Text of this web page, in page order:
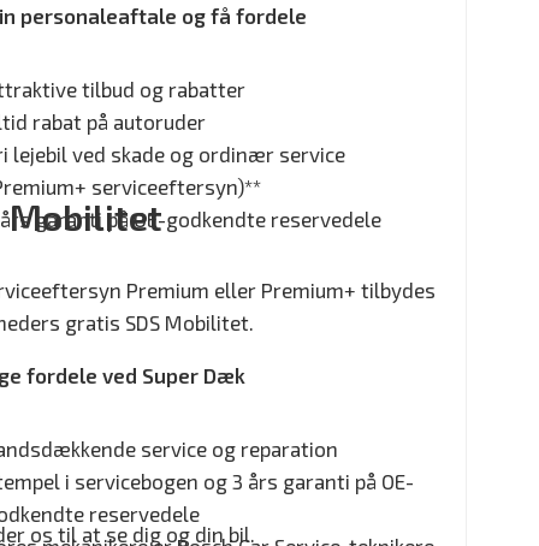
personaleaftale og få fordele
tilbud og rabatter
rabat på autoruder
lejebil ved skade og ordinær service
serviceeftersyn)**
garanti på OE-godkendte reservedele
Mobilitet
Premium eller Premium+ tilbydes
gratis SDS Mobilitet.
fordele ved Super Dæk
service og reparation
i servicebogen og 3 års garanti på OE-
reservedele
os til at se dig og din bil.